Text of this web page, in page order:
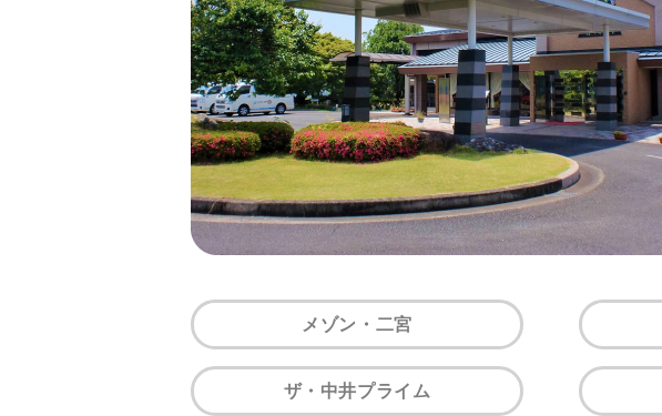
メゾン・二宮
ザ・中井プライム